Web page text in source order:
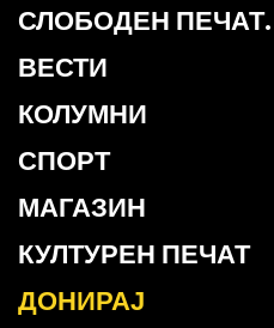
СЛОБОДЕН ПЕЧАТ.
ВЕСТИ
КОЛУМНИ
СПОРТ
МАГАЗИН
КУЛТУРЕН ПЕЧАТ
ДОНИРАЈ